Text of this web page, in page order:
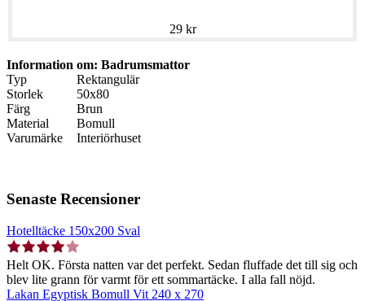
29 kr
Information om: Badrumsmattor
Typ
Rektangulär
Storlek
50x80
Färg
Brun
Material
Bomull
Varumärke
Interiörhuset
Senaste Recensioner
Hotelltäcke 150x200 Sval
Helt OK. Första natten var det perfekt. Sedan fluffade det till sig och
blev lite grann för varmt för ett sommartäcke. I alla fall nöjd.
Lakan Egyptisk Bomull Vit 240 x 270